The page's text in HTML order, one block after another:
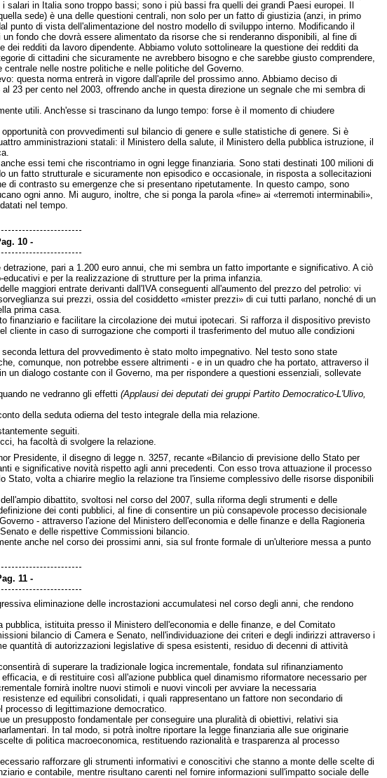
in Italia sono troppo bassi; sono i più bassi fra quelli dei grandi Paesi europei. Il
sede) è una delle questioni centrali, non solo per un fatto di giustizia (anzi, in primo
di vista dell'alimentazione del nostro modello di sviluppo interno. Modificando il
fondo che dovrà essere alimentato da risorse che si renderanno disponibili, al fine di
redditi da lavoro dipendente. Abbiamo voluto sottolineare la questione dei redditi da
di cittadini che sicuramente ne avrebbero bisogno e che sarebbe giusto comprendere,
nelle nostre politiche e nelle politiche del Governo.
questa norma entrerà in vigore dall'aprile del prossimo anno. Abbiamo deciso di
23 per cento nel 2003, offrendo anche in questa direzione un segnale che mi sembra di
utili. Anch'esse si trascinano da lungo tempo: forse è il momento di chiudere
con provvedimenti sul bilancio di genere e sulle statistiche di genere. Si è
amministrazioni statali: il Ministero della salute, il Ministero della pubblica istruzione, il
essi temi che riscontriamo in ogni legge finanziaria. Sono stati destinati 100 milioni di
fatto strutturale e sicuramente non episodico e occasionale, in risposta a sollecitazioni
contrasto su emergenze che si presentano ripetutamente. In questo campo, sono
ogni anno. Mi auguro, inoltre, che si ponga la parola «fine» ai «terremoti interminabili»,
nel tempo.
10
pari a 1.200 euro annui, che mi sembra un fatto importante e significativo. A ciò
e per la realizzazione di strutture per la prima infanzia.
maggiori entrate derivanti dall'IVA conseguenti all'aumento del prezzo del petrolio: vi
sui prezzi, ossia del cosiddetto «mister prezzi» di cui tutti parlano, nonché di un
prima casa.
finanziario e facilitare la circolazione dei mutui ipotecari. Si rafforza il dispositivo previsto
cliente in caso di surrogazione che comporti il trasferimento del mutuo alle condizioni
lettura del provvedimento è stato molto impegnativo. Nel testo sono state
comunque, non potrebbe essere altrimenti - e in un quadro che ha portato, attraverso il
dialogo costante con il Governo, ma per rispondere a questioni essenziali, sollevate
ne vedranno gli effetti (Applausi dei deputati dei gruppi Partito Democratico-L'Ulivo,
della seduta odierna del testo integrale della mia relazione.
seguiti.
ha facoltà di svolgere la relazione.
Presidente, il disegno di legge n. 3257, recante «Bilancio di previsione dello Stato per
e significative novità rispetto agli anni precedenti. Con esso trova attuazione il processo
volta a chiarire meglio la relazione tra l'insieme complessivo delle risorse disponibili
dibattito, svoltosi nel corso del 2007, sulla riforma degli strumenti e delle
dei conti pubblici, al fine di consentire un più consapevole processo decisionale
- attraverso l'azione del Ministero dell'economia e delle finanze e della Ragioneria
e delle rispettive Commissioni bilancio.
anche nel corso dei prossimi anni, sia sul fronte formale di un'ulteriore messa a punto
11
eliminazione delle incrostazioni accumulatesi nel corso degli anni, che rendono
istituita presso il Ministero dell'economia e delle finanze, e del Comitato
bilancio di Camera e Senato, nell'individuazione dei criteri e degli indirizzi attraverso i
quantità di autorizzazioni legislative di spesa esistenti, residuo di decenni di attività
di superare la tradizionale logica incrementale, fondata sul rifinanziamento
e di restituire così all'azione pubblica quel dinamismo riformatore necessario per
fornirà inoltre nuovi stimoli e nuovi vincoli per avviare la necessaria
ed equilibri consolidati, i quali rappresentano un fattore non secondario di
processo di legittimazione democratico.
un presupposto fondamentale per conseguire una pluralità di obiettivi, relativi sia
In tal modo, si potrà inoltre riportare la legge finanziaria alle sue originarie
di politica macroeconomica, restituendo razionalità e trasparenza al processo
rafforzare gli strumenti informativi e conoscitivi che stanno a monte delle scelte di
e contabile, mentre risultano carenti nel fornire informazioni sull'impatto sociale delle